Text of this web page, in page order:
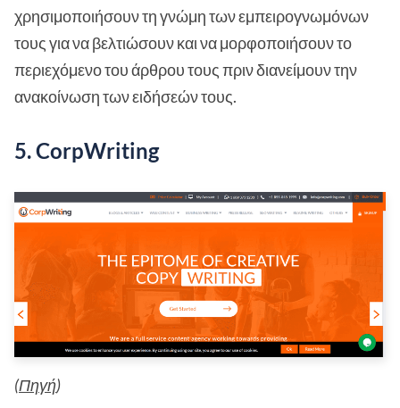
χρησιμοποιήσουν τη γνώμη των εμπειρογνωμόνων
τους για να βελτιώσουν και να μορφοποιήσουν το
περιεχόμενο του άρθρου τους πριν διανείμουν την
ανακοίνωση των ειδήσεών τους.
5. CorpWriting
(Πηγή)